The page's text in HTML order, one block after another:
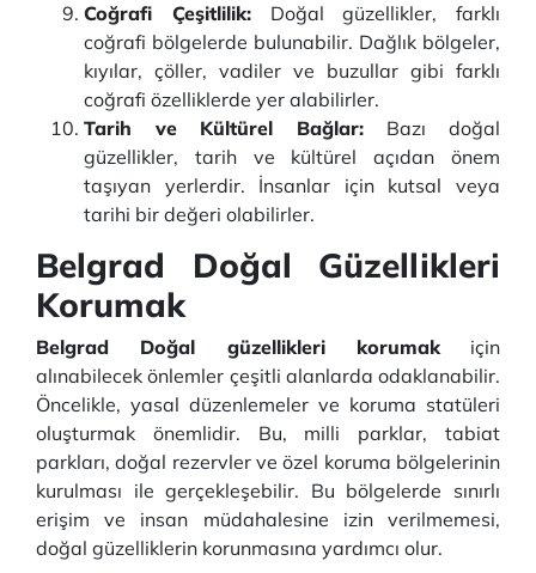
Coğrafi Çeşitlilik:Doğal güzellikler, farklı
coğrafi bölgelerde bulunabilir. Dağlık bölgeler,
kıyılar, çöller, vadiler ve buzullar gibi farklı
coğrafi özelliklerde yer alabilirler.
Tarih ve Kültürel Bağlar: Bazı doğal
güzellikler, tarih ve kültürel açıdan önem
taşıyan yerlerdir. İnsanlar için kutsal veya
tarihi bir değeri olabilirler.
Belgrad Doğal Güzellikleri
Korumak
Belgrad Doğal güzellikleri korumakiçin
alınabilecek önlemler çeşitli alanlarda odaklanabilir.
Öncelikle, yasal düzenlemeler ve koruma statüleri
oluşturmak önemlidir. Bu, milli parklar, tabiat
parkları, doğal rezervler ve özel koruma bölgelerinin
kurulması ile gerçekleşebilir. Bu bölgelerde sınırlı
erişim ve insan müdahalesine izin verilmemesi,
doğal güzelliklerin korunmasına yardımcı olur.